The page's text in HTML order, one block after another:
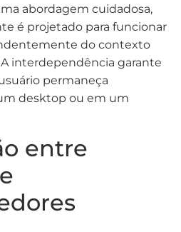
abordagem cuidadosa,
é projetado para funcionar
do contexto
interdependência garante
permaneça
desktop ou em um
entre